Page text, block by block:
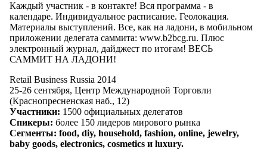
Каждый участник - в контакте! Вся программа - в
календаре. Индивидуальное расписание. Геолокация.
Материалы выступлений. Все, как на ладони, в мобильном
приложении делегата саммита: www.b2bcg.ru. Плюс
электронный журнал, дайджест по итогам! ВЕСЬ
САММИТ НА ЛАДОНИ!
Retail Business Russia 2014
25-26 сентября, Центр Международной Торговли
(Краснопресненская наб., 12)
Участники: 1500 официальных делегатов
Спикеры: более 150 лидеров мирового рынка
Сегменты: food, diy, household, fashion, online, jewelry,
baby goods, electronics, cosmetics и luxury.